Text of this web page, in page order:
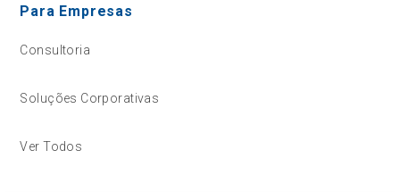
Para Empresas
Consultoria
Soluções Corporativas
Ver Todos